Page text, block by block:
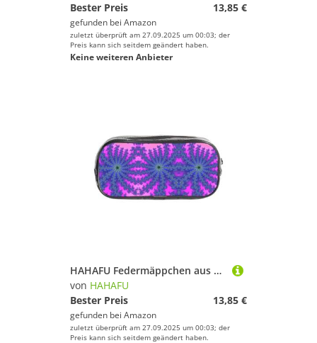
Bester Preis
13,85 €
gefunden bei Amazon
zuletzt überprüft am 27.09.2025 um 00:03; der
Preis kann sich seitdem geändert haben.
Keine weiteren Anbieter
HAHAFU Federmäppchen aus PVC, transparent, mit Foto, Batikmuster, transparent, Make-up-Tasche für Schule, Büro, Reisen, Fitnessstudio, Zubehör, Organizer (komplett bedruckte Vorderseite)
von HAHAFU
Bester Preis
13,85 €
gefunden bei Amazon
zuletzt überprüft am 27.09.2025 um 00:03; der
Preis kann sich seitdem geändert haben.